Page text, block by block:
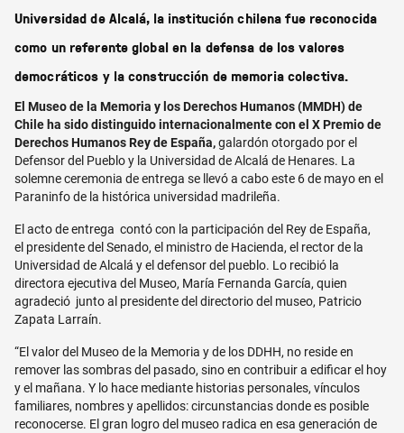
Universidad de Alcalá, la institución chilena fue reconocida
como un referente global en la defensa de los valores
democráticos y la construcción de memoria colectiva.
El Museo de la Memoria y los Derechos Humanos (MMDH) de
Chile ha sido distinguido internacionalmente con el X Premio de
Derechos Humanos Rey de España,galardón otorgado por el
Defensor del Pueblo y la Universidad de Alcalá de Henares. La
solemne ceremonia de entrega se llevó a cabo este 6 de mayo en el
Paraninfo de la histórica universidad madrileña.
El acto de entrega contó con la participación del Rey de España,
el presidente del Senado, el ministro de Hacienda, el rector de la
Universidad de Alcalá y el defensor del pueblo. Lo recibió la
directora ejecutiva del Museo, María Fernanda García, quien
agradeció junto al presidente del directorio del museo, Patricio
Zapata Larraín.
“El valor del Museo de la Memoria y de los DDHH, no reside en
remover las sombras del pasado, sino en contribuir a edificar el hoy
y el mañana. Y lo hace mediante historias personales, vínculos
familiares, nombres y apellidos: circunstancias donde es posible
reconocerse. El gran logro del museo radica en esa generación de